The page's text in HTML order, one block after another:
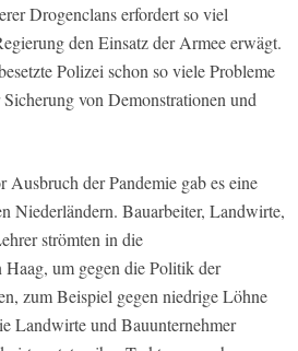
Drogenclans erfordert so viel
den Einsatz der Armee erwägt.
Polizei schon so viele Probleme
von Demonstrationen und
Ausbruch der Pandemie gab es eine
Niederländern. Bauarbeiter, Landwirte,
strömten in die
Haag, um gegen die Politik der
zum Beispiel gegen niedrige Löhne
Landwirte und Bauunternehmer